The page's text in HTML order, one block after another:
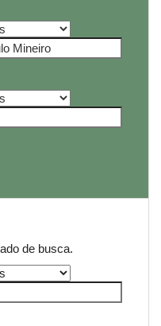
de busca.